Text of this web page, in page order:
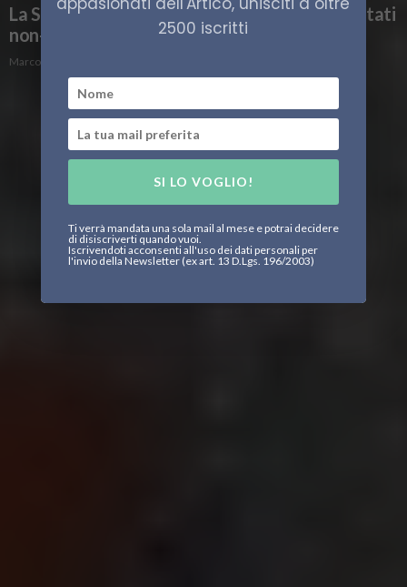
La Spagna e l’Artico. Una prospettiva per gli Stati
non-artici
Marco Volpe
2500 iscritti
SI LO VOGLIO!
Ti verrà mandata una sola mail al mese e potrai decidere
di disiscriverti quando vuoi.
Iscrivendoti acconsenti all'uso dei dati personali per
l'invio della Newsletter (ex art. 13 D.Lgs. 196/2003)